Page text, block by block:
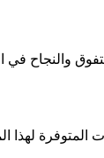
والنجاح في
المتوفرة لهذا